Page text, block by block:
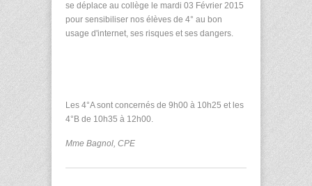
se déplace au collège le mardi 03 Février 2015
pour sensibiliser nos élèves de 4° au bon
usage d'internet, ses risques et ses dangers.
Les 4°A sont concernés de 9h00 à 10h25 et les
4°B de 10h35 à 12h00.
Mme Bagnol, CPE